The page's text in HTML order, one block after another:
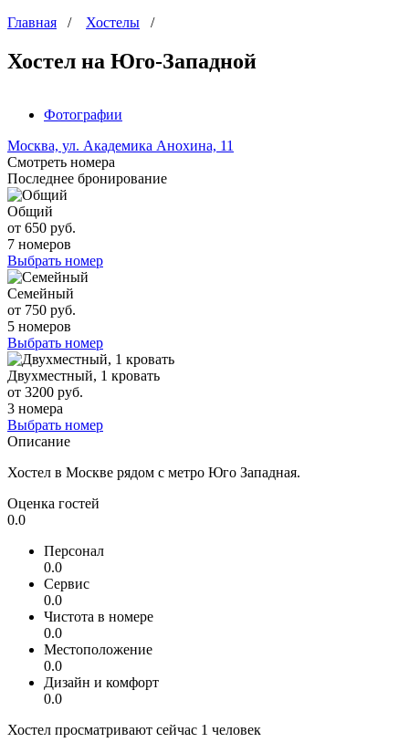
Главная / Хостелы /
Хостел на Юго-Западной
Фотографии
Москва, ул. Академика Анохина, 11
Смотреть номера
Последнее бронирование
Общий
от 650 руб.
7 номеров
Выбрать номер
Семейный
от 750 руб.
5 номеров
Выбрать номер
Двухместный, 1 кровать
от 3200 руб.
3 номера
Выбрать номер
Описание
Хостел в Москве рядом с метро Юго Западная.
Оценка гостей
0.0
Персонал
0.0
Сервис
0.0
Чистота в номере
0.0
Местоположение
0.0
Дизайн и комфорт
0.0
Хостел просматривают сейчас 1 человек